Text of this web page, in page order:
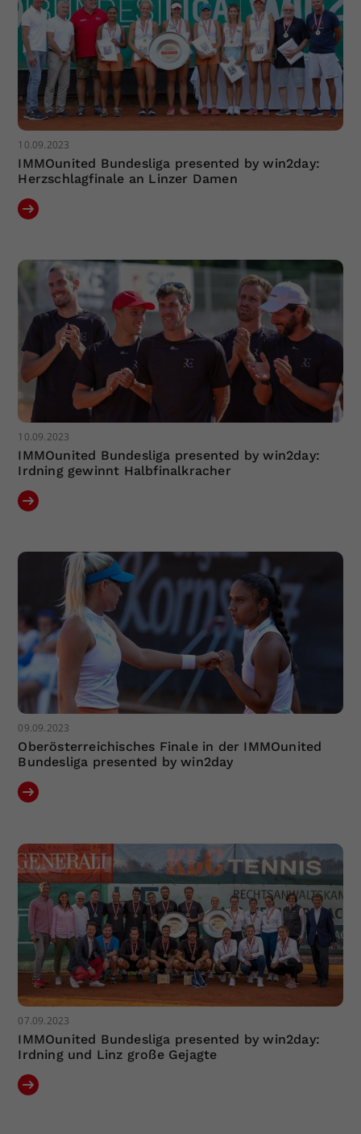
10.09.2023
IMMOunited Bundesliga presented by win2day:
Herzschlagfinale an Linzer Damen
10.09.2023
IMMOunited Bundesliga presented by win2day:
Irdning gewinnt Halbfinalkracher
09.09.2023
Oberösterreichisches Finale in der IMMOunited
Bundesliga presented by win2day
07.09.2023
IMMOunited Bundesliga presented by win2day:
Irdning und Linz große Gejagte